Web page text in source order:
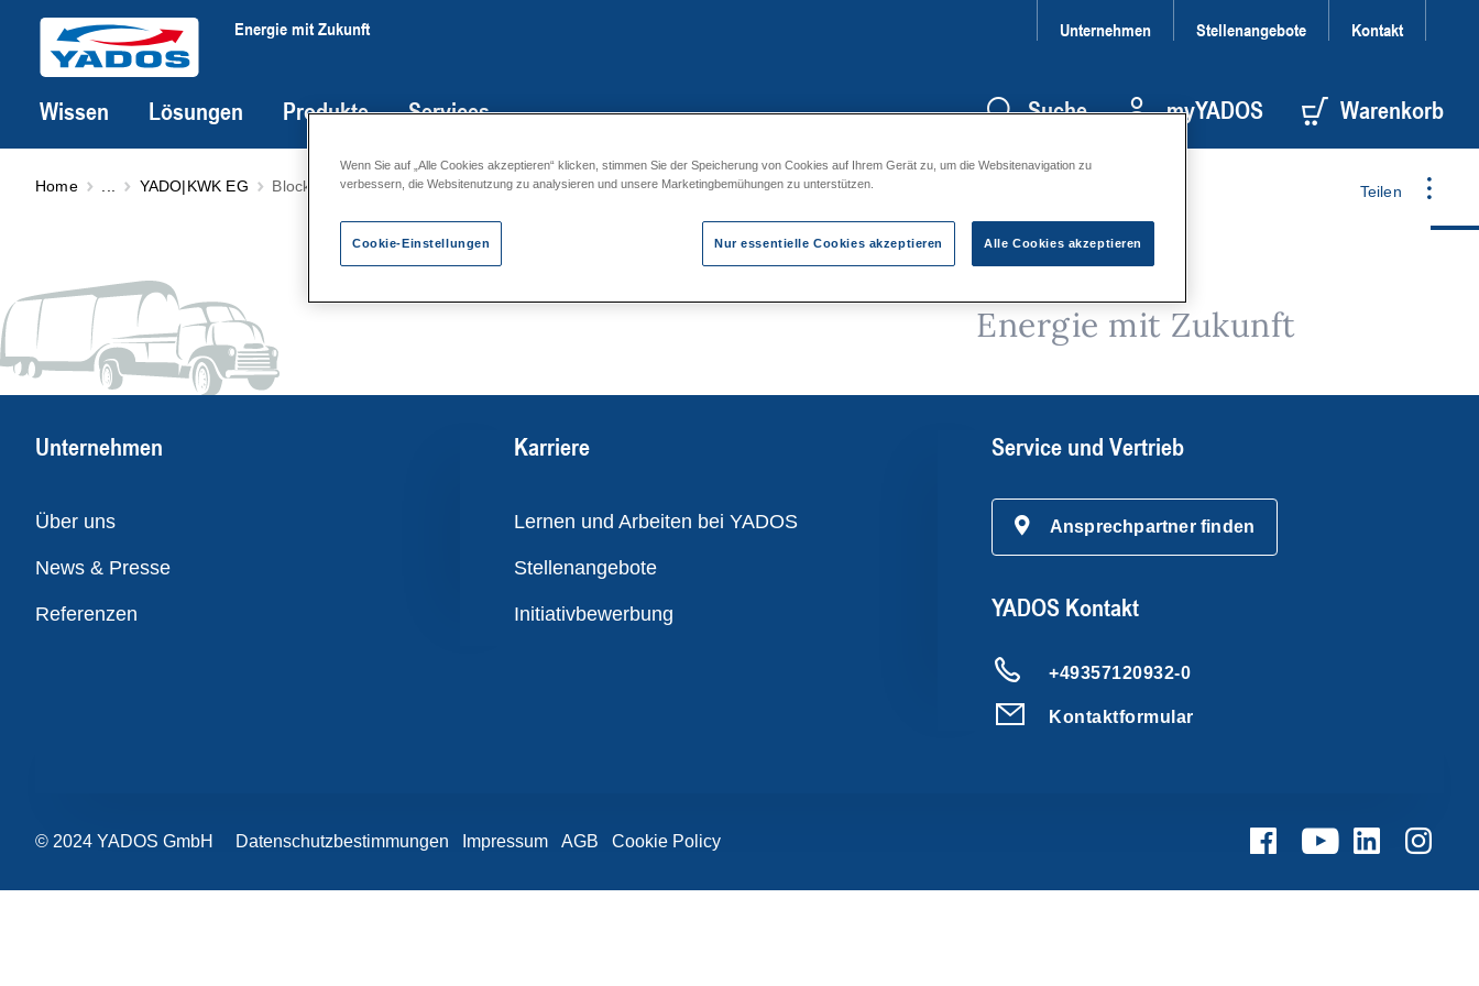
Energie mit Zukunft
Wissen Lösungen Produkte Services
Unternehmen Stellenangebote Kontakt
Suche myYADOS Warenkorb
Teilen
Home YADO|KWK EG Blockheizkraftwerke EG-350 - 530
Energie mit Zukunft
Unternehmen
Übersicht
Über uns
News & Presse
Referenzen
Karriere
Übersicht
Lernen und Arbeiten bei YADOS
Stellenangebote
Initiativbewerbung
Service und Vertrieb
Ansprechpartner finden
YADOS Kontakt
+49357120932-0
Kontaktformular
© 2024 YADOS GmbH Datenschutzbestimmungen Impressum AGB Cookie Policy
Wenn Sie auf „Alle Cookies akzeptieren“ klicken, stimmen Sie der Speicherung von Cookies auf Ihrem Gerät zu, um die Websitenavigation zu
verbessern, die Websitenutzung zu analysieren und unsere Marketingbemühungen zu unterstützen.
Cookie-Einstellungen Nur essentielle Cookies akzeptieren Alle Cookies akzeptieren